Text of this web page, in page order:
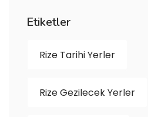
Etiketler
Rize Tarihi Yerler
Rize Gezilecek Yerler